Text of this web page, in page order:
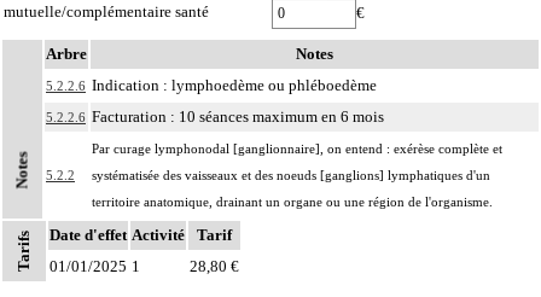
mutuelle/complémentaire santé
€
Notes
Arbre Notes
5.2.2.6 Indication : lymphoedème ou phléboedème
5.2.2.6 Facturation : 10 séances maximum en 6 mois
5.2.2
Par curage lymphonodal [ganglionnaire], on entend : exérèse complète et
systématisée des vaisseaux et des noeuds [ganglions] lymphatiques d'un
territoire anatomique, drainant un organe ou une région de l'organisme.
5.2.2
Le prélèvement d'un noeud [ganglion] lymphatique ou de quelques-uns
[picking] à titre diagnostique, au cours de l'exérèse d'un organe, est inclus dans
Tarifs Date d'effet Activité
Tarif
01/01/2025 1 28,80 €